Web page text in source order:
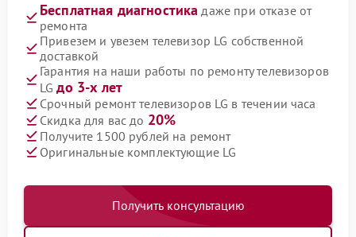
Бесплатная диагностика даже при отказе от
ремонта
Привезем и увезем телевизор LG собственной
доставкой
Гарантия на наши работы по ремонту телевизоров
LGдо 3-х лет
Срочный ремонт телевизоров LG в течении часа
Скидка для вас до 20%
Получите 1500 рублей на ремонт
Оригинальные комплектующие LG
Получить консультацию